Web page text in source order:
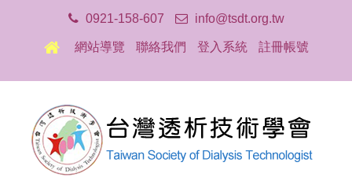
0921-158-607 info@tsdt.org.tw
網站導覽 聯絡我們 登入系統 註冊帳號